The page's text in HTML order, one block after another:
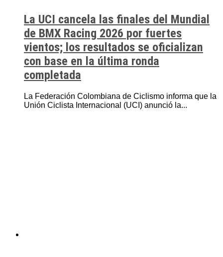
La UCI cancela las finales del Mundial
de BMX Racing 2026 por fuertes
vientos; los resultados se oficializan
con base en la última ronda
completada
La Federación Colombiana de Ciclismo informa que la
Unión Ciclista Internacional (UCI) anunció la...